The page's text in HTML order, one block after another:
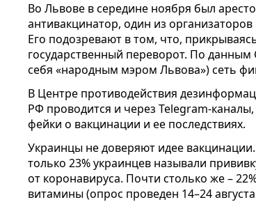
Во Львове в середине ноября был
антивакцинатор, один из
Его подозревают в том, что,
государственный переворот. По
себя «народным мэром Львова») сеть
В Центре противодействия
РФ проводится и через Telegram-
фейки о вакцинации и ее последствиях.
Украинцы не доверяют идее
только 23% украинцев называли
от коронавируса. Почти столько же –
витамины (опрос проведен 14–24